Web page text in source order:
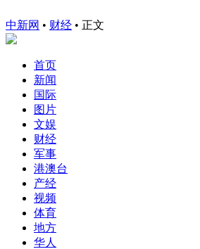
中新网 • 财经 • 正文
首页
新闻
国际
图片
文娱
财经
军事
港澳台
产经
视频
体育
地方
华人